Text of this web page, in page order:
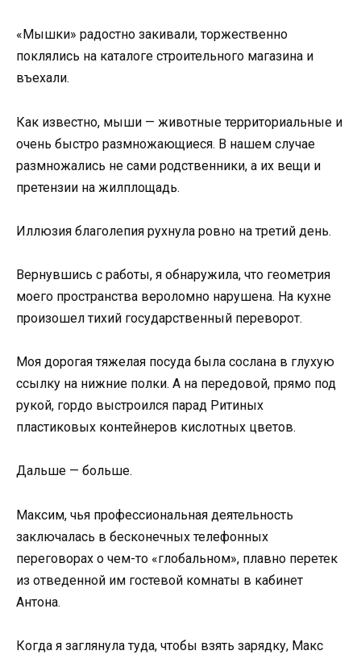
«Мышки» радостно закивали, торжественно
поклялись на каталоге строительного магазина и
въехали.
Как известно, мыши — животные территориальные и
очень быстро размножающиеся. В нашем случае
размножались не сами родственники, а их вещи и
претензии на жилплощадь.
Иллюзия благолепия рухнула ровно на третий день.
Вернувшись с работы, я обнаружила, что геометрия
моего пространства вероломно нарушена. На кухне
произошел тихий государственный переворот.
Моя дорогая тяжелая посуда была сослана в глухую
ссылку на нижние полки. А на передовой, прямо под
рукой, гордо выстроился парад Ритиных
пластиковых контейнеров кислотных цветов.
Дальше — больше.
Максим, чья профессиональная деятельность
заключалась в бесконечных телефонных
переговорах о чем-то «глобальном», плавно перетек
из отведенной им гостевой комнаты в кабинет
Антона.
Когда я заглянула туда, чтобы взять зарядку, Макс